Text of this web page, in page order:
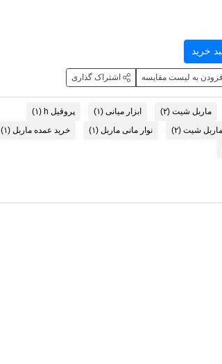
خرید
افزودن به لیست مقایسه اشتراک گذاری
ماربل شیت(۲) ابزار میانی(۱) پروفیل h
(۱)
ماربل شیت(۲) نوار مانی ماربل(۱) خرید عمده ماربل(۱)